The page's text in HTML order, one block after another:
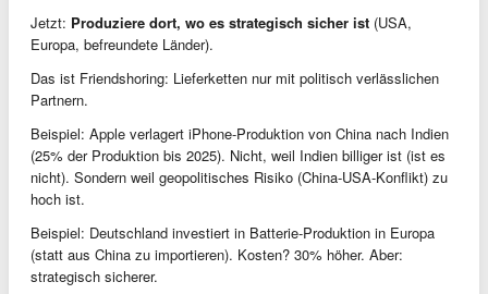
Jetzt: Produziere dort, wo es strategisch sicher ist (USA,
Europa, befreundete Länder).
Das ist Friendshoring: Lieferketten nur mit politisch verlässlichen
Partnern.
Beispiel: Apple verlagert iPhone-Produktion von China nach Indien
(25% der Produktion bis 2025). Nicht, weil Indien billiger ist (ist es
nicht). Sondern weil geopolitisches Risiko (China-USA-Konflikt) zu
hoch ist.
Beispiel: Deutschland investiert in Batterie-Produktion in Europa
(statt aus China zu importieren). Kosten? 30% höher. Aber:
strategisch sicherer.